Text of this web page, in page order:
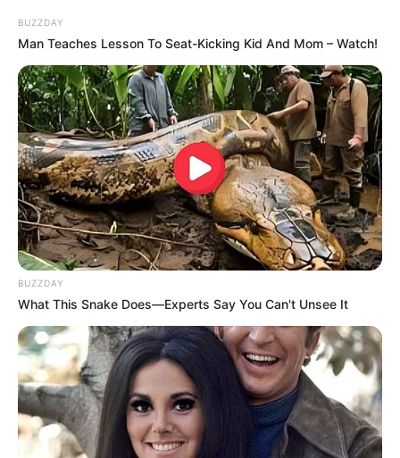
До $20 тисяч за «списання»: на Закарпатті
розслідують схему з військовозобов’язаними —
підозри отримали екскерівники Мукачівського
ТЦК
У Ясінянській громаді відкрили черговий простір
психологічної підтримки (фото)
Катування, кайданки та незаконне утримання
людей: працівника Ужгородського ТЦК
судитимуть, дії ще двох його колег розслідує ДБР
(відео)
Категорії
Без рубрики
Гарячi
BUZZDAY
Man Teaches Lesson To Seat-Kicking Kid And Mom – Watch!
BUZZDAY
What This Snake Does—Experts Say You Can't Unsee It